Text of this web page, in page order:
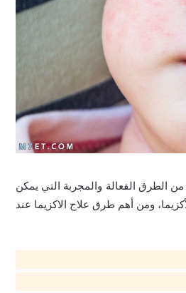
الطرق الفعالة والمجربة التي يمكن
ومن أهم طرق علاج الاكزيما عند